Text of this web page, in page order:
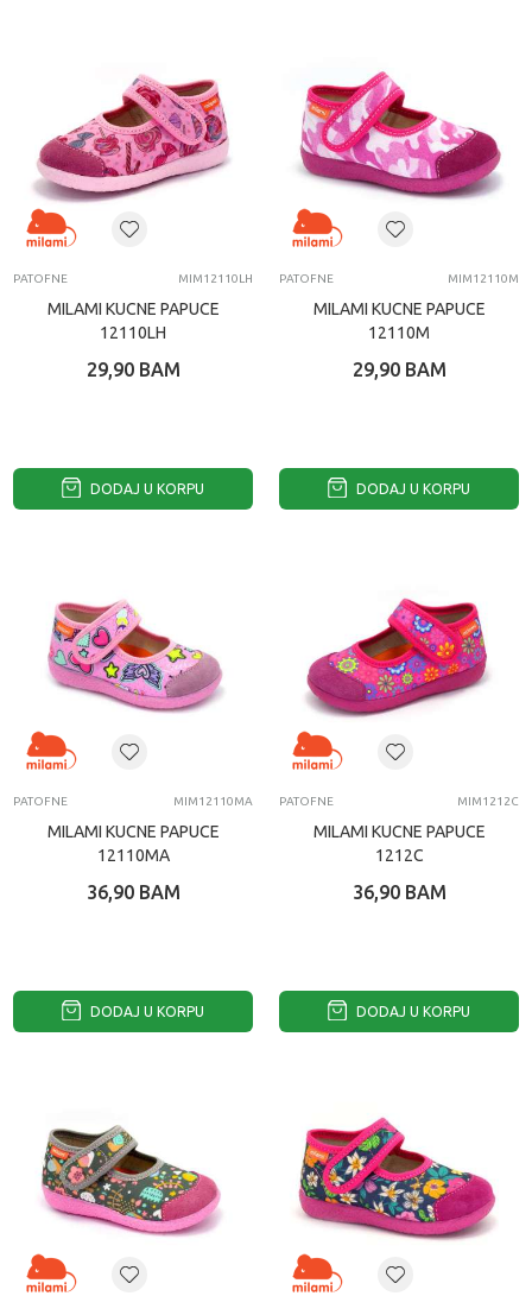
PATOFNE MIM12110LH
MILAMI KUCNE PAPUCE
12110LH
29,90 BAM
DODAJ U KORPU
PATOFNE MIM12110M
MILAMI KUCNE PAPUCE
12110M
29,90 BAM
DODAJ U KORPU
PATOFNE MIM12110MA
MILAMI KUCNE PAPUCE
12110MA
36,90 BAM
DODAJ U KORPU
PATOFNE MIM1212C
MILAMI KUCNE PAPUCE
1212C
36,90 BAM
DODAJ U KORPU